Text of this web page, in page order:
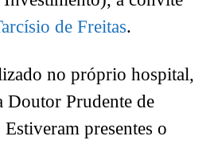
de Freitas.
no próprio hospital,
Doutor Prudente de
Estiveram presentes o